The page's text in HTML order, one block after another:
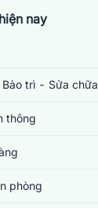
Minh
nay
trì - Sửa chữa
thông
phòng